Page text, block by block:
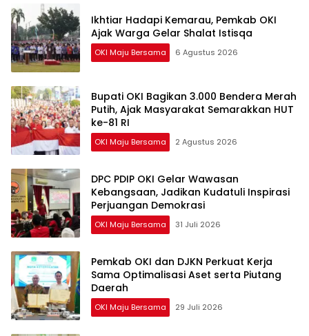
Ikhtiar Hadapi Kemarau, Pemkab OKI
Ajak Warga Gelar Shalat Istisqa
OKI Maju Bersama 6 Agustus 2026
Bupati OKI Bagikan 3.000 Bendera Merah
Putih, Ajak Masyarakat Semarakkan HUT
ke-81 RI
OKI Maju Bersama 2 Agustus 2026
DPC PDIP OKI Gelar Wawasan
Kebangsaan, Jadikan Kudatuli Inspirasi
Perjuangan Demokrasi
OKI Maju Bersama 31 Juli 2026
Pemkab OKI dan DJKN Perkuat Kerja
Sama Optimalisasi Aset serta Piutang
Daerah
OKI Maju Bersama 29 Juli 2026